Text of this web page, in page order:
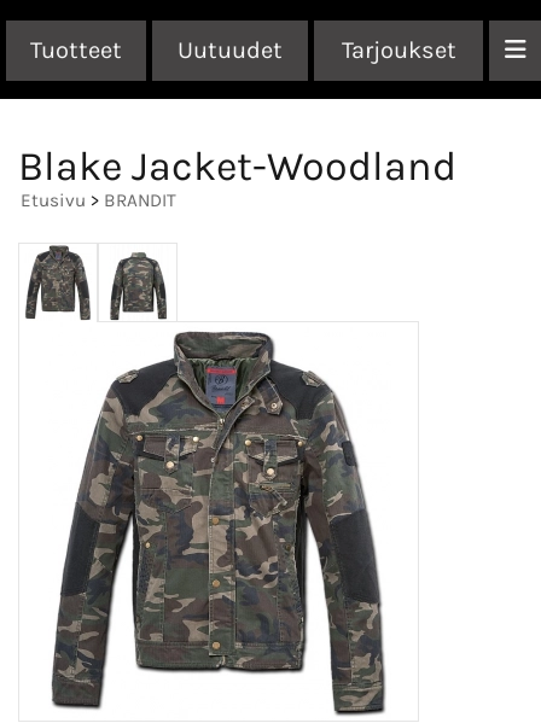
Tuotteet Uutuudet Tarjoukset
Blake Jacket-Woodland
Etusivu > BRANDIT